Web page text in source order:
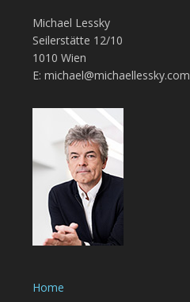
Michael Lessky
Seilerstätte 12/10
1010 Wien
E: michael@michaellessky.com
Home